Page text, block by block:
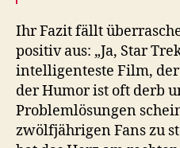
Ihr Fazit fällt
positiv aus: „Ja, Star
intelligenteste Film,
der Humor ist oft derb
Problemlösungen
zwölfjährigen Fans zu